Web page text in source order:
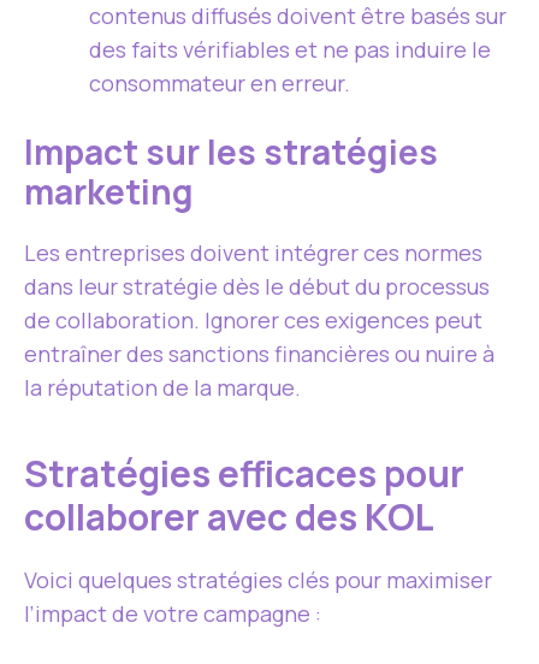
contenus diffusés doivent être basés sur
des faits vérifiables et ne pas induire le
consommateur en erreur.
Impact sur les stratégies
marketing
Les entreprises doivent intégrer ces normes
dans leur stratégie dès le début du processus
de collaboration. Ignorer ces exigences peut
entraîner des sanctions financières ou nuire à
la réputation de la marque.
Stratégies efficaces pour
collaborer avec des KOL
Voici quelques stratégies clés pour maximiser
l’impact de votre campagne :